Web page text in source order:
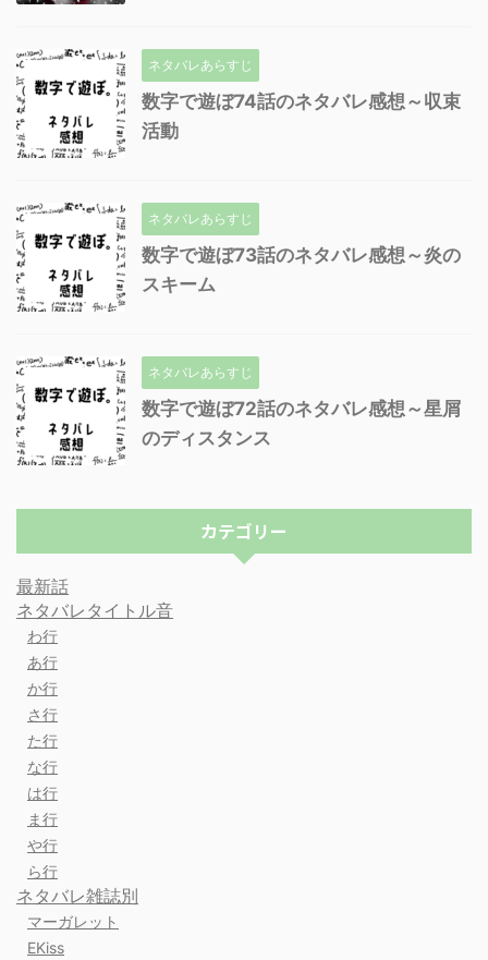
ネタバレあらすじ
数字で遊ぼ74話のネタバレ感想～収束
活動
ネタバレあらすじ
数字で遊ぼ73話のネタバレ感想～炎の
スキーム
ネタバレあらすじ
数字で遊ぼ72話のネタバレ感想～星屑
のディスタンス
カテゴリー
最新話
ネタバレタイトル音
わ行
あ行
か行
さ行
た行
な行
は行
ま行
や行
ら行
ネタバレ雑誌別
マーガレット
EKiss